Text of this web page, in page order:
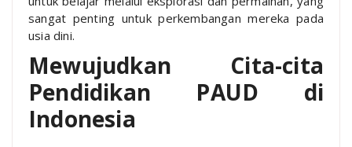
sangat penting untuk perkembangan mereka pada
usia dini.
Mewujudkan Cita-cita
Pendidikan PAUD di
Indonesia